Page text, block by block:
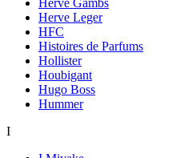
Herve Leger
HFC
Histoires de Parfums
Hollister
Houbigant
Hugo Boss
Hummer
I